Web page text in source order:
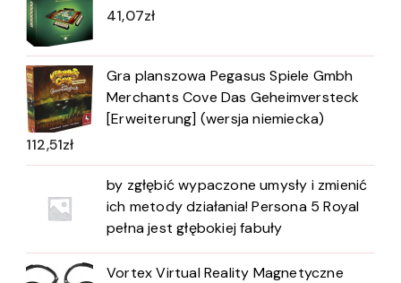
41,07zł
Gra planszowa Pegasus Spiele Gmbh
Merchants Cove Das Geheimversteck
[Erweiterung] (wersja niemiecka)
112,51zł
by zgłębić wypaczone umysły i zmienić
ich metody działania! Persona 5 Royal
pełna jest głębokiej fabuły
Vortex Virtual Reality Magnetyczne